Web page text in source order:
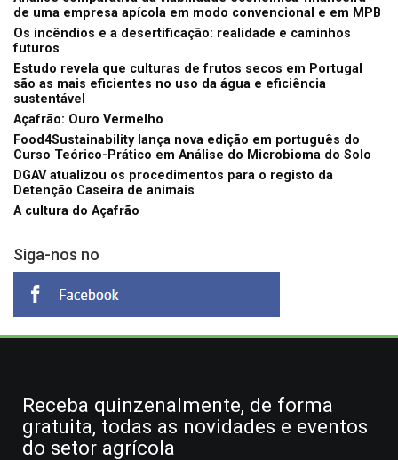
de uma empresa apícola em modo convencional e em MPB
Os incêndios e a desertificação: realidade e caminhos
futuros
Estudo revela que culturas de frutos secos em Portugal
são as mais eficientes no uso da água e eficiência
sustentável
Açafrão: Ouro Vermelho
Food4Sustainability lança nova edição em português do
Curso Teórico-Prático em Análise do Microbioma do Solo
DGAV atualizou os procedimentos para o registo da
Detenção Caseira de animais
A cultura do Açafrão
Siga-nos no
Receba quinzenalmente, de forma
gratuita, todas as novidades e eventos
do setor agrícola